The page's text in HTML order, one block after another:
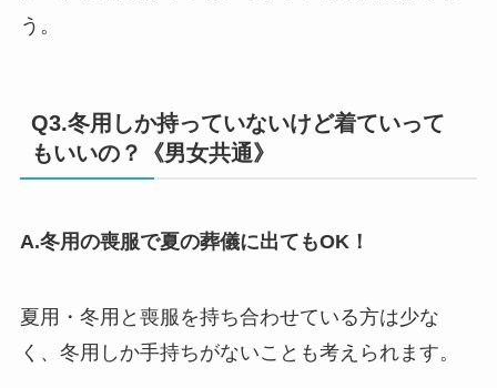
う。
Q3.冬用しか持っていないけど着ていって
もいいの？《男女共通》
A.冬用の喪服で夏の葬儀に出てもOK！
夏用・冬用と喪服を持ち合わせている方は少な
く、冬用しか手持ちがないことも考えられます。